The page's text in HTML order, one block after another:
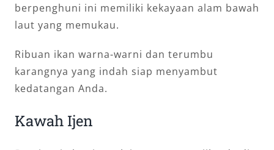
berpenghuni ini memiliki kekayaan alam bawah
laut yang memukau.
Ribuan ikan warna-warni dan terumbu
karangnya yang indah siap menyambut
kedatangan Anda.
Kawah Ijen